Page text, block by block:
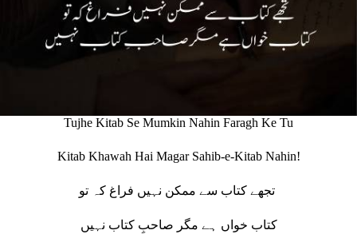
Tujhe Kitab Se Mumkin Nahin Faragh Ke Tu
Kitab Khawah Hai Magar Sahib-e-Kitab Nahin!
کتاب خواں ہے مگر صاحبِ کتاب نہیں